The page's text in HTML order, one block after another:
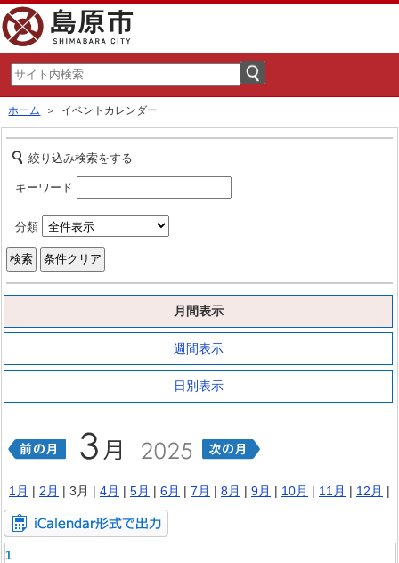
ホーム ＞ イベントカレンダー
絞り込み検索をする
キーワード
分類
月間表示
週間表示
日別表示
1月 | 2月 | 3月 | 4月 | 5月 | 6月 | 7月 | 8月 | 9月 | 10月 | 11月 | 12月 |
1